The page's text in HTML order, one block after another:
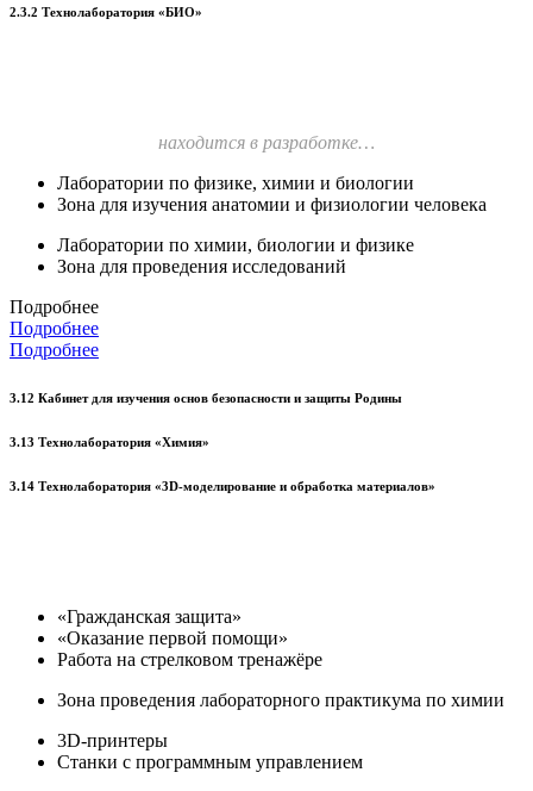
2.3.2 Технолаборатория «БИО»
находится в разработке…
Лаборатории по физике, химии и биологии
Зона для изучения анатомии и физиологии человека
Лаборатории по химии, биологии и физике
Зона для проведения исследований
Подробнее
Подробнее
Подробнее
3.12 Кабинет для изучения основ безопасности и защиты Родины
3.13 Технолаборатория «Химия»
3.14 Технолаборатория «3D-моделирование и обработка материалов»
«Гражданская защита»
«Оказание первой помощи»
Работа на стрелковом тренажёре
Зона проведения лабораторного практикума по химии
3D-принтеры
Станки с программным управлением